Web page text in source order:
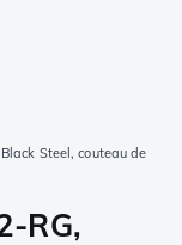
Steel, couteau de
RG,